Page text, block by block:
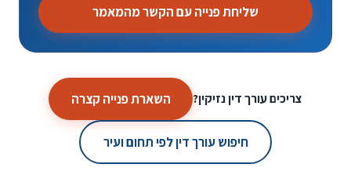
שליחת פנייה עם הקשר מהמאמר
צריכים עורך דין נזיקין? השארת פנייה קצרה
חיפוש עורך דין לפי תחום ועיר